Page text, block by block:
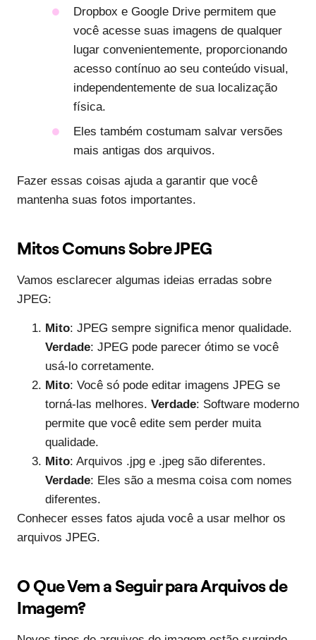
Dropbox e Google Drive permitem que
você acesse suas imagens de qualquer
lugar convenientemente, proporcionando
acesso contínuo ao seu conteúdo visual,
independentemente de sua localização
física.
Eles também costumam salvar versões
mais antigas dos arquivos.
Fazer essas coisas ajuda a garantir que você
mantenha suas fotos importantes.
Mitos Comuns Sobre JPEG
Vamos esclarecer algumas ideias erradas sobre
JPEG:
Mito: JPEG sempre significa menor qualidade.
Verdade: JPEG pode parecer ótimo se você
usá-lo corretamente.
Mito: Você só pode editar imagens JPEG se
torná-las melhores. Verdade: Software moderno
permite que você edite sem perder muita
qualidade.
Mito: Arquivos .jpg e .jpeg são diferentes.
Verdade: Eles são a mesma coisa com nomes
diferentes.
Conhecer esses fatos ajuda você a usar melhor os
arquivos JPEG.
O Que Vem a Seguir para Arquivos de
Imagem?